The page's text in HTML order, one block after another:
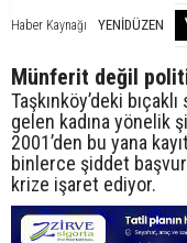
Haber Kaynağı YENİDÜZEN
Münferit değil
Taşkınköy’deki
gelen kadına yönelik
2001’den bu yana
binlerce şiddet
krize işaret ediyor.